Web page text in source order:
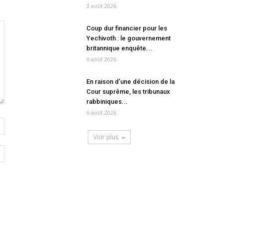
3 août 2026
Coup dur financier pour les
Yechivoth : le gouvernement
britannique enquête...
6 août 2026
En raison d’une décision de la
Cour suprême, les tribunaux
rabbiniques...
6 août 2026
Voir plus